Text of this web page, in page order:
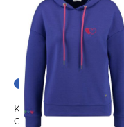
Key Largo | Damen Hoodie
CHERIE